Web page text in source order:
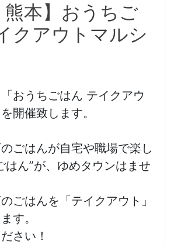
熊本】おうちご
クアウトマルシ
おうちごはん テイクアウ
開催致します。
ごはんが自宅や職場で楽し
はん”が、ゆめタウンはませ
ごはんを「テイクアウト」
す。
さい！